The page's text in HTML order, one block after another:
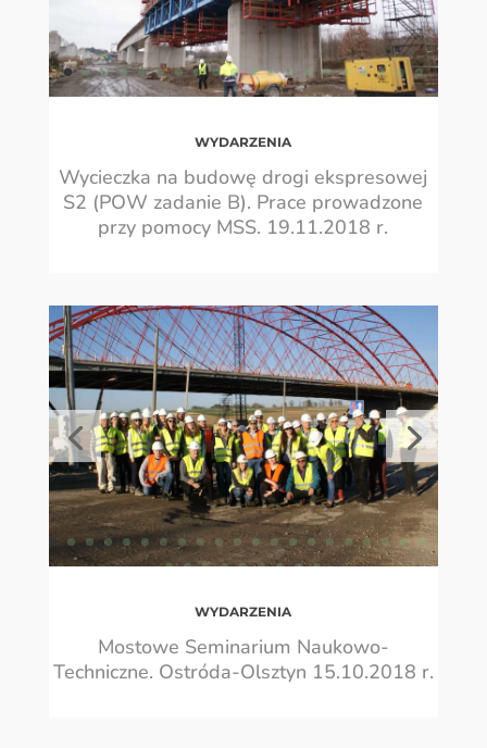
WYDARZENIA
Wycieczka na budowę drogi ekspresowej
S2 (POW zadanie B). Prace prowadzone
przy pomocy MSS. 19.11.2018 r.
WYDARZENIA
Mostowe Seminarium Naukowo-
Techniczne. Ostróda-Olsztyn 15.10.2018 r.